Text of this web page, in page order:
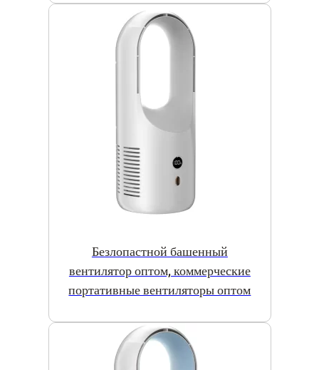
Безлопастной башенный
вентилятор оптом, коммерческие
портативные вентиляторы оптом